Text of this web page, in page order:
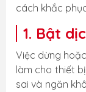
cách khắc
1. Bật
Việc dừng
làm cho thiết
sai và ngăn